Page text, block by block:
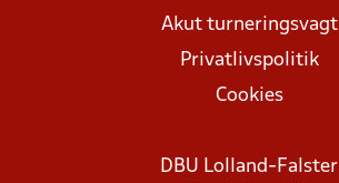
Akut turneringsvagt
Privatlivspolitik
Cookies
DBU Lolland-Falster